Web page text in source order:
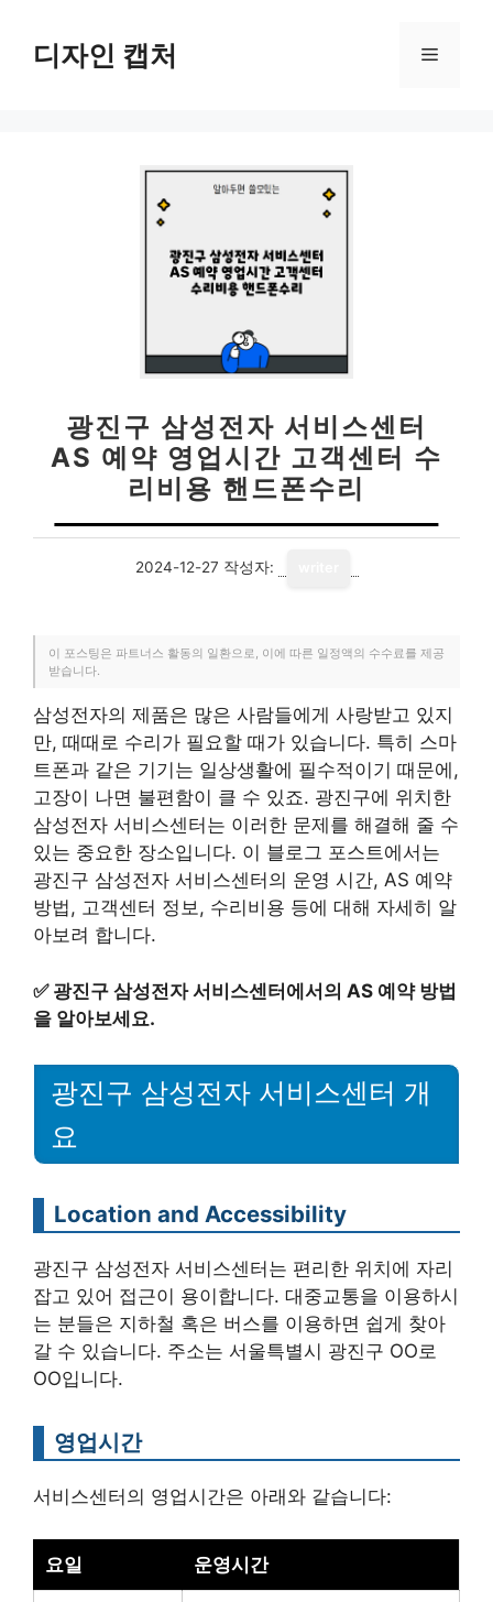
디자인 캡처 메
광진구 삼성전자 서비스센터
AS 예약 영업시간 고객센터 수
리비용 핸드폰수리
2024-12-27 작성자:
이 포스팅은 파트너스 활동의 일환으로, 이에 따른 일정액의 수수료를 제공
받습니다.
삼성전자의 제품은 많은 사람들에게 사랑받고 있지
만, 때때로 수리가 필요할 때가 있습니다. 특히 스마
트폰과 같은 기기는 일상생활에 필수적이기 때문에,
고장이 나면 불편함이 클 수 있죠. 광진구에 위치한
삼성전자 서비스센터는 이러한 문제를 해결해 줄 수
있는 중요한 장소입니다. 이 블로그 포스트에서는
광진구 삼성전자 서비스센터의 운영 시간, AS 예약
방법, 고객센터 정보, 수리비용 등에 대해 자세히 알
아보려 합니다.
✅ 광진구 삼성전자 서비스센터에서의 AS 예약 방법
을 알아보세요.
광진구 삼성전자 서비스센터 개
요
Location and Accessibility
광진구 삼성전자 서비스센터는 편리한 위치에 자리
잡고 있어 접근이 용이합니다. 대중교통을 이용하시
는 분들은 지하철 혹은 버스를 이용하면 쉽게 찾아
갈 수 있습니다. 주소는 서울특별시 광진구 OO로
OO입니다.
영업시간
서비스센터의 영업시간은 아래와 같습니다:
요일 운영시간